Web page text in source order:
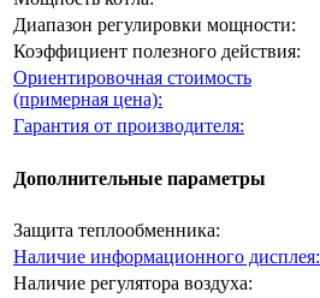
Диапазон регулировки мощности:
Коэффициент полезного действия:
Ориентировочная стоимость
(примерная цена):
Гарантия от производителя:
Дополнительные параметры
Защита теплообменника:
Наличие информационного дисплея:
Наличие регулятора воздуха: